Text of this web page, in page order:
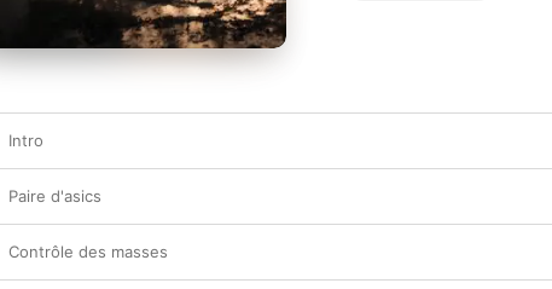
Intro
Paire d'asics
Contrôle des masses